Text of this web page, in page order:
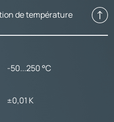
de température
-50...250 °C
±0,01 K